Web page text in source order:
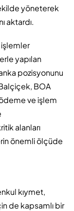
yöneterek
aktardı.
işlemler
yapılan
pozisyonunu
BOA
ve işlem
alanları
önemli ölçüde
kıymet,
de kapsamlı bir